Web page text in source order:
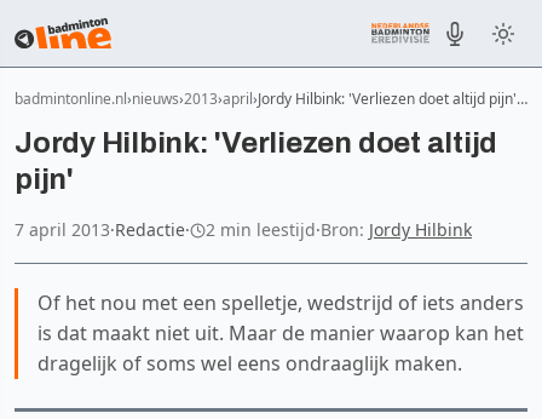
badmintonline.nl nieuws 2013 april Jordy Hilbink: 'Verliezen doet altijd pijn'…
Jordy Hilbink: 'Verliezen doet altijd
pijn'
7 april 2013·Redactie· 2 min leestijd·Bron: Jordy Hilbink
Of het nou met een spelletje, wedstrijd of iets anders
is dat maakt niet uit. Maar de manier waarop kan het
dragelijk of soms wel eens ondraaglijk maken.